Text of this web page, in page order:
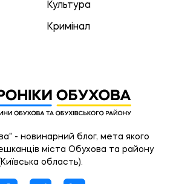
Культура
Кримінал
- новинарний блог, мета якого
міста Обухова та району
область).